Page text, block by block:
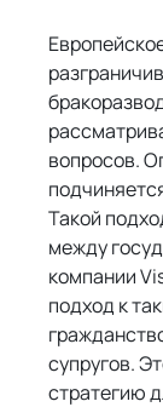
вопросов.
Такой
между
компании
подход к
супругов.
стратегию